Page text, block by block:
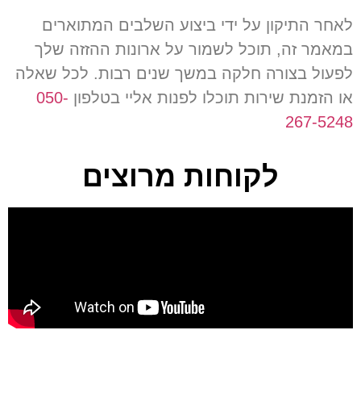
לאחר התיקון על ידי ביצוע השלבים המתוארים
במאמר זה, תוכל לשמור על ארונות ההזזה שלך
לפעול בצורה חלקה במשך שנים רבות. לכל שאלה
או הזמנת שירות תוכלו לפנות אליי בטלפון 050-
267-5248
לקוחות מרוצים